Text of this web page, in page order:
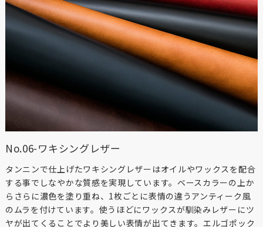
No.06-ワキシングレザー
タンニンで仕上げたワキシングレザーはオイルやワックスを配合
する事でしなやかな質感を実現しています。ベースカラーの上か
らさらに濃色を塗り重ね、1枚ごとに表情の違うアンティーク風
のムラを付けています。使うほどにワックスが馴染みレザーにツ
ヤが出てくることでより美しい表情が出てきます。エルゴポック